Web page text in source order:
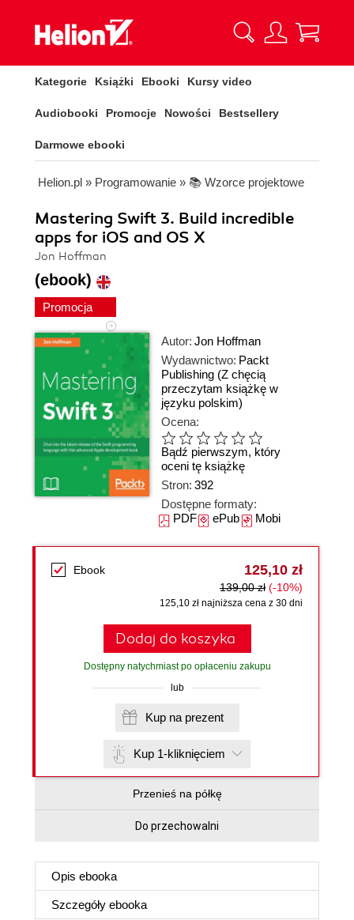
Kategorie Książki Ebooki Kursy video
Audiobooki Promocje Nowości Bestsellery
Darmowe ebooki
Helion.pl » Programowanie » 📚 Wzorce projektowe
Mastering Swift 3. Build incredible
apps for iOS and OS X
Jon Hoffman
(ebook)
Promocja
Autor: Jon Hoffman
Wydawnictwo: Packt
Publishing (Z chęcią
przeczytam książkę w
języku polskim)
Ocena:
Bądź pierwszym, który
oceni tę książkę
Stron: 392
Dostępne formaty:
PDFePubMobi
Ebook 125,10 zł
139,00 zł (-10%)
125,10 zł najniższa cena z 30 dni
Dodaj do koszyka
Dostępny natychmiast po opłaceniu zakupu
lub
Kup na prezent
Kup 1-kliknięciem
Przenieś na półkę
Do przechowalni
Opis ebooka
Szczegóły ebooka